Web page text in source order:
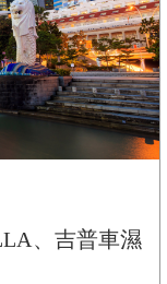
、吉普車濕